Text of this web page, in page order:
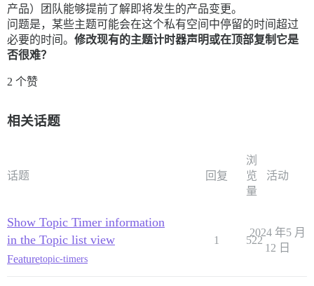
产品）团队能够提前了解即将发生的产品变更。
问题是，某些主题可能会在这个私有空间中停留的时间超过
必要的时间。 修改现有的主题计时器声明或在顶部复制它是
否很难？
2 个赞
相关话题
话题 回复
浏
览
量
活动
Show Topic Timer information
in the Topic list view
Featuretopic-timers
1 522
2024 年5 月
12 日